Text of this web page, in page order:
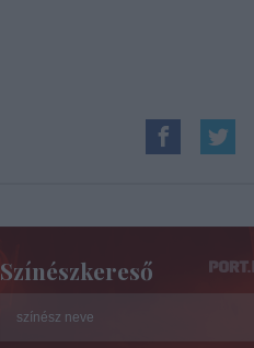
Színészkereső